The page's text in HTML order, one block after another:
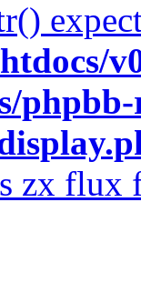
phpbb-
zx flux